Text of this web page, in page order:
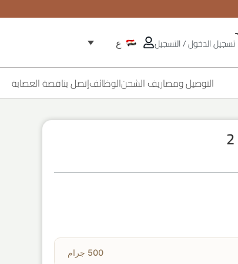
تسجيل الدخول / التسجيل ع
التوصيل ومصاريف الشحنالوظائفإتصل بناقصة العصابة
500 جرام